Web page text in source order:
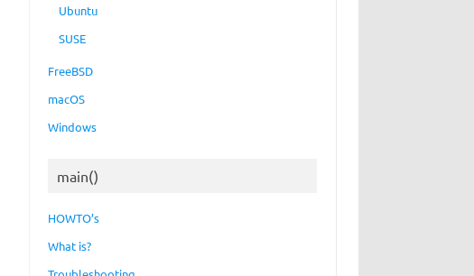
Ubuntu
SUSE
FreeBSD
macOS
Windows
main()
HOWTO’s
What is?